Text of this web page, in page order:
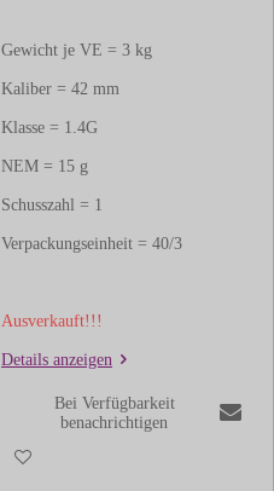
Gewicht je VE = 3 kg
Kaliber = 42 mm
Klasse = 1.4G
NEM = 15 g
Schusszahl = 1
Verpackungseinheit = 40/3
Ausverkauft!!!
Details anzeigen
Bei Verfügbarkeit
benachrichtigen